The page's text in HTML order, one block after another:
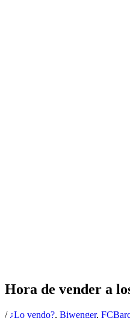
Hora de vender a
/ ¿Lo vendo?, Biwenger,